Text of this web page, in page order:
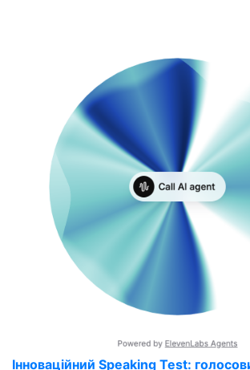
Інноваційний Speaking Test: